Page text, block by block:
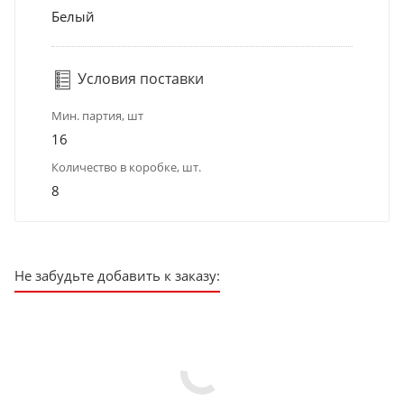
Белый
Условия поставки
Мин. партия, шт
16
Количество в коробке, шт.
8
Не забудьте добавить к заказу: